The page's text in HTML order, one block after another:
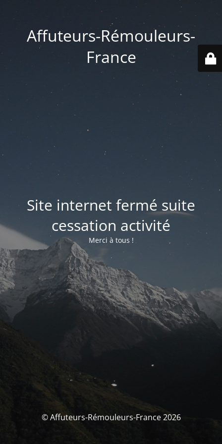
Affuteurs-Rémouleurs-
France
Site internet fermé suite
cessation activité
Merci à tous !
© Affuteurs-Rémouleurs-France 2026